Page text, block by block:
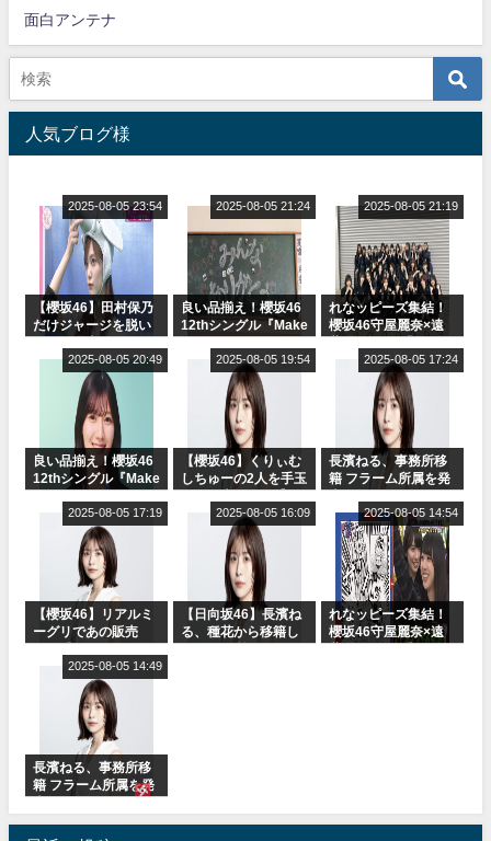
面白アンテナ
人気ブログ様
【櫻坂46】田村保乃
だけジャージを脱い
2025-08-05 23:54
良い品揃え！櫻坂46
12thシングル『Make
ャルグッズ絶賛販売
2025-08-05 21:24
れなッピーズ集結！
櫻坂46守屋麗奈×遠
ット！」水曜スタジ
オ出演決定
2025-08-05 21:19
良い品揃え！櫻坂46
12thシングル『Make
ャルグッズ絶賛販売
2025-08-05 20:49
【櫻坂46】くりぃむ
しちゅーの2人を手玉
りぃむナンタラ】
2025-08-05 19:54
長濱ねる、事務所移
籍 フラーム所属を発
2025-08-05 17:24
【櫻坂46】リアルミ
ーグリであの販売
Break』オフィシャ
ルグッズ解禁
2025-08-05 17:19
【日向坂46】長濱ね
る、種花から移籍し
2025-08-05 16:09
れなッピーズ集結！
櫻坂46守屋麗奈×遠
2025-08-05 14:54
長濱ねる、事務所移
籍 フラーム所属を発
2025-08-05 14:49